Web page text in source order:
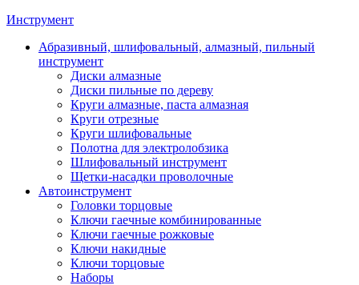
Инструмент
Абразивный, шлифовальный, алмазный, пильный
инструмент
Диски алмазные
Диски пильные по дереву
Круги алмазные, паста алмазная
Круги отрезные
Круги шлифовальные
Полотна для электролобзика
Шлифовальный инструмент
Щетки-насадки проволочные
Автоинструмент
Головки торцовые
Ключи гаечные комбинированные
Ключи гаечные рожковые
Ключи накидные
Ключи торцовые
Наборы